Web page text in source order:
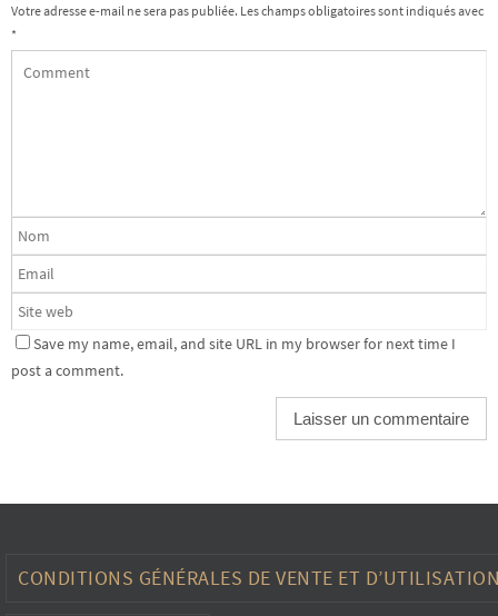
Votre adresse e-mail ne sera pas publiée. Les champs obligatoires sont indiqués avec
*
Save my name, email, and site URL in my browser for next time I
post a comment.
CONDITIONS GÉNÉRALES DE VENTE ET